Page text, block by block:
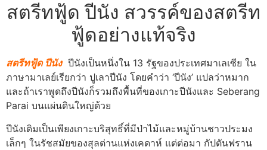
สตรีทฟู้ด ปีนัง สวรรค์ของสตรีท
ฟู้ดอย่างแท้จริง
สตรีทฟู้ด ปีนัง ปีนังเป็นหนึ่งใน 13 รัฐของประเทศมาเลเซีย ใน
ภาษามาเลย์เรียกว่า ปูเลาปีนัง โดยคำว่า ‘ปีนัง’ แปลว่าหมาก
และถ้าเราพูดถึงปีนังก็รวมถึงพื้นที่ของเกาะปีนังและ Seberang
Parai บนแผ่นดินใหญ่ด้วย
ปีนังเดิมเป็นเพียงเกาะบริสุทธิ์ที่มีป่าไม้และหมู่บ้านชาวประมง
เล็กๆ ในรัชสมัยของสุลต่านแห่งเคดาห์ แต่ต่อมา กัปตันฟราน